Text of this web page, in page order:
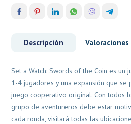
Descripción Valoraciones
Set a Watch: Swords of the Coin es un
1-4 jugadores y una expansión que se
juego cooperativo original. Con todos
grupo de aventureros debe estar
cada ronda, visitará todas las